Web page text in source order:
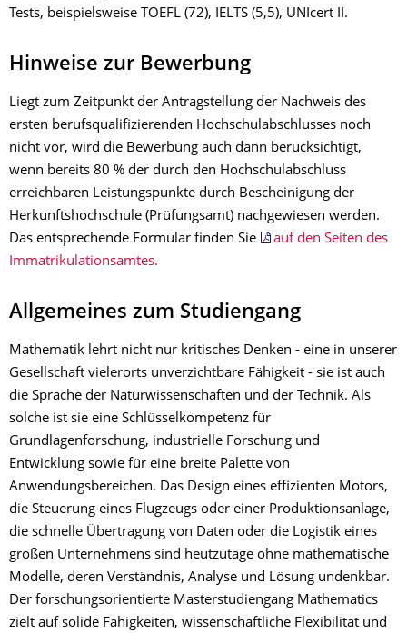
Tests, beispielsweise TOEFL (72), IELTS (5,5), UNIcert II.
Hinweise zur Bewerbung
Liegt zum Zeitpunkt der Antragstellung der Nachweis des
ersten berufsqualifizierenden Hochschulabschlusses noch
nicht vor, wird die Bewerbung auch dann berücksichtigt,
wenn bereits 80 % der durch den Hochschulabschluss
erreichbaren Leistungspunkte durch Bescheinigung der
Herkunftshochschule (Prüfungsamt) nachgewiesen werden.
Das entsprechende Formular finden Sie
auf den Seiten des
Immatrikulationsamtes.
Allgemeines zum Studiengang
Mathematik lehrt nicht nur kritisches Denken - eine in unserer
Gesellschaft vielerorts unverzichtbare Fähigkeit - sie ist auch
die Sprache der Naturwissenschaften und der Technik. Als
solche ist sie eine Schlüsselkompetenz für
Grundlagenforschung, industrielle Forschung und
Entwicklung sowie für eine breite Palette von
Anwendungsbereichen. Das Design eines effizienten Motors,
die Steuerung eines Flugzeugs oder einer Produktionsanlage,
die schnelle Übertragung von Daten oder die Logistik eines
großen Unternehmens sind heutzutage ohne mathematische
Modelle, deren Verständnis, Analyse und Lösung undenkbar.
Der forschungsorientierte Masterstudiengang Mathematics
zielt auf solide Fähigkeiten, wissenschaftliche Flexibilität und